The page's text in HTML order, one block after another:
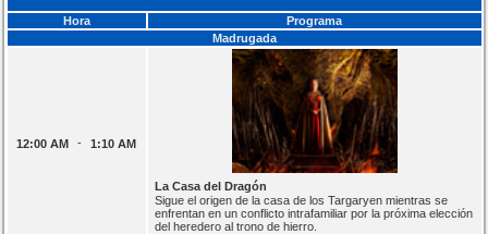
Hora
Programa
Madrugada
12:00 AM - 1:10 AM
La Casa del Dragón
Sigue el origen de la casa de los Targaryen mientras se
enfrentan en un conflicto intrafamiliar por la próxima elección
del heredero al trono de hierro.